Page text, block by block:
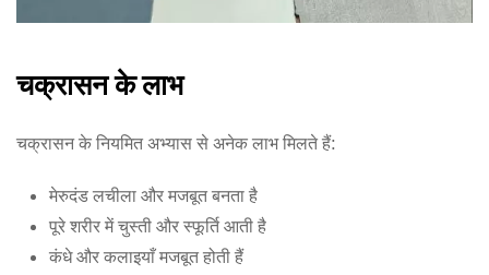
चक्रासन के लाभ
चक्रासन के नियमित अभ्यास से अनेक लाभ मिलते हैं:
मेरुदंड लचीला और मजबूत बनता है
पूरे शरीर में चुस्ती और स्फूर्ति आती है
कंधे और कलाइयाँ मजबूत होती हैं